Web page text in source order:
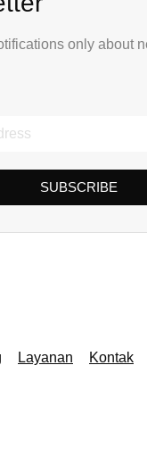
only about
SUBSCRIBE
Layanan Kontak